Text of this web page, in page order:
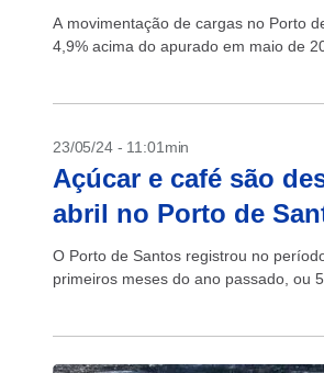
A movimentação de cargas no Porto
4,9% acima do apurado em maio de
23/05/24 - 11:01min
Açúcar e café são
abril no Porto de
O Porto de Santos registrou no
primeiros meses do ano passado, ou